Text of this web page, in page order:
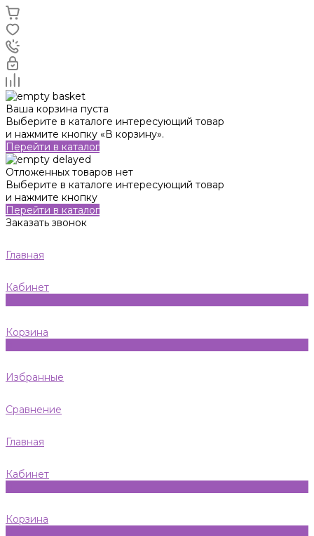
Ваша корзина пуста
Выберите в каталоге интересующий товар
и нажмите кнопку «В корзину».
Перейти в каталог
Отложенных товаров нет
Выберите в каталоге интересующий товар
и нажмите кнопку
Перейти в каталог
Заказать звонок
Главная
Кабинет
Корзина
Избранные
Сравнение
Главная
Кабинет
Корзина